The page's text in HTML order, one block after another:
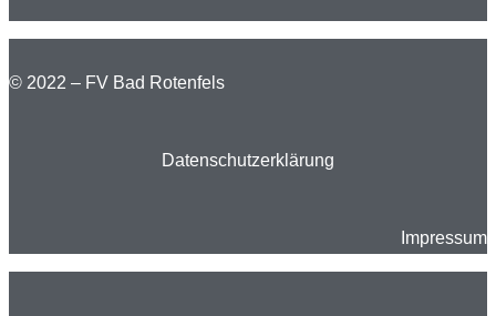
© 2022 – FV Bad Rotenfels
Datenschutzerklärung
Impressum